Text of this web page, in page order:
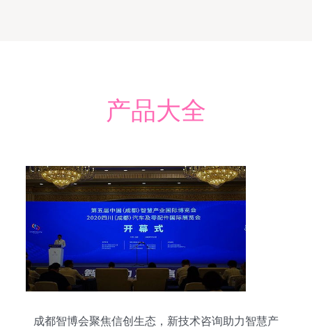
产品大全
成都智博会聚焦信创生态，新技术咨询助力智慧产